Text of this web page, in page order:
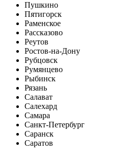
Пушкино
Пятигорск
Раменское
Рассказово
Реутов
Ростов-на-Дону
Рубцовск
Румянцево
Рыбинск
Рязань
Салават
Салехард
Самара
Санкт-Петербург
Саранск
Саратов